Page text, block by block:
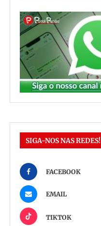
SIGA-NOS NAS REDES!
FACEBOOK
EMAIL
TIKTOK